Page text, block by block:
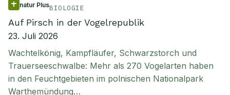
natur PlusBIOLOGIE
Auf Pirsch in der Vogelrepublik
23. Juli 2026
Wachtelkönig, Kampfläufer, Schwarzstorch und
Trauerseeschwalbe: Mehr als 270 Vogelarten haben
in den Feuchtgebieten im polnischen Nationalpark
Warthemündung…